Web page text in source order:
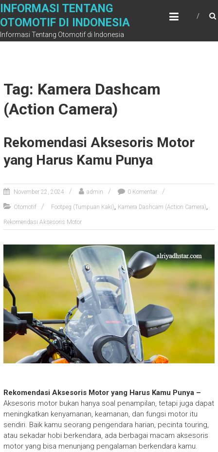
Skip
content
INFORMASI TENTANG
OTOMOTIF DI INDONESIA
Informasi Tentang Otomotif di Indonesia
Tag: Kamera Dashcam
(Action Camera)
Rekomendasi Aksesoris Motor
yang Harus Kamu Punya
November 22, 2024 admin 0 Komentar
Otomotif Footpeg (Tumpuan Kaki), Kamera Dashcam (Action Camera),
Rekomendasi Aksesoris Motor
Rekomendasi Aksesoris Motor yang Harus Kamu Punya –
Aksesoris motor bukan hanya soal penampilan, tetapi juga dapat
meningkatkan kenyamanan, keamanan, dan fungsi motor itu
sendiri. Baik kamu seorang pengendara harian, pecinta touring,
atau sekadar hobi berkendara, ada berbagai macam aksesoris
motor yang bisa menunjang pengalaman berkendara kamu.